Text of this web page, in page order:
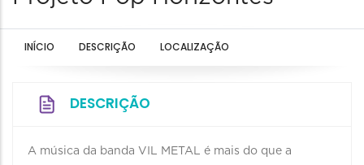
INÍCIO DESCRIÇÃO LOCALIZAÇÃO
DESCRIÇÃO
A música da banda VIL METAL é mais do que a